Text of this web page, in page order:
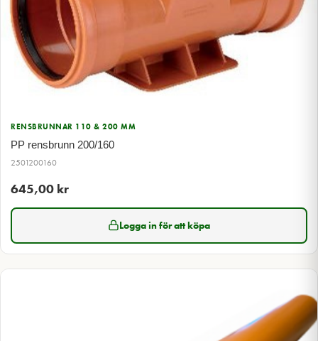
RENSBRUNNAR 110 & 200 MM
PP rensbrunn 200/160
2501200160
645,00 kr
Logga in för att köpa